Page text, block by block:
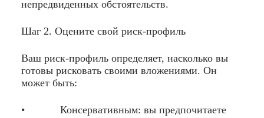
непредвиденных обстоятельств.
Шаг 2. Оцените свой риск-профиль
Ваш риск-профиль определяет, насколько вы
готовы рисковать своими вложениями. Он
может быть:
• Консервативным: вы предпочитаете